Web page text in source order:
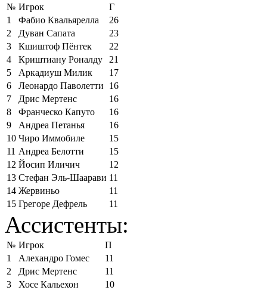
№ Игрок
Г
1
Фабио Квальярелла
26
2
Дуван Сапата
23
3
Кшиштоф Пёнтек
22
4
Криштиану Роналду
21
5
Аркадиуш Милик
17
6
Леонардо Паволетти
16
7
Дрис Мертенс
16
8
Франческо Капуто
16
9
Андреа Петанья
16
10 Чиро Иммобиле
15
11 Андреа Белотти
15
12 Йосип Иличич
12
13 Стефан Эль-Шаарави 11
14 Жервиньо
11
15 Грегоре Дефрель 11
Ассистенты:
№ Игрок
П
1
Алехандро Гомес
11
2
Дрис Мертенс
11
3
Хосе Кальехон
10